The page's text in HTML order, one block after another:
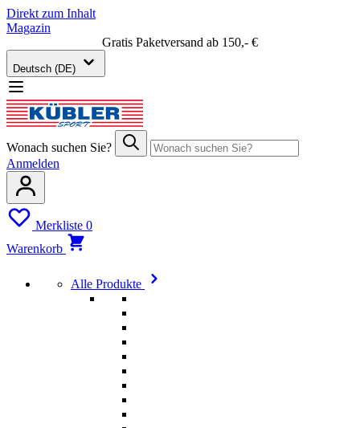
Direkt zum Inhalt
Magazin
Gratis Paketversand ab 150,- €
Deutsch (DE)
Wonach suchen Sie?
Anmelden
Merkliste 0
Warenkorb
Alle Produkte